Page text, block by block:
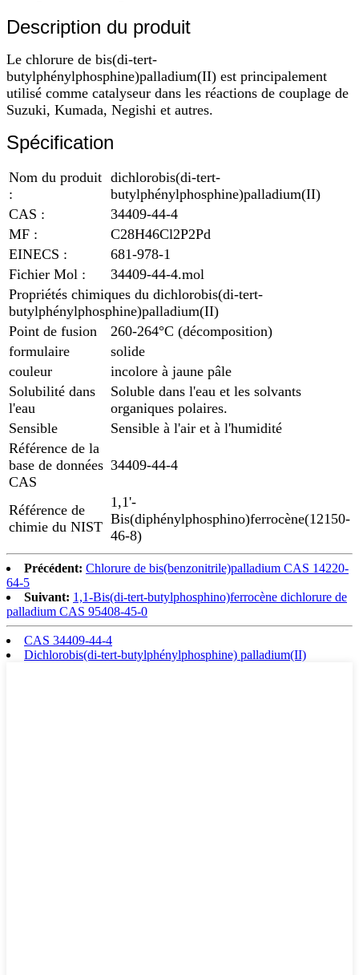
Description du produit
Le chlorure de bis(di-tert-
butylphénylphosphine)palladium(II) est principalement
utilisé comme catalyseur dans les réactions de couplage de
Suzuki, Kumada, Negishi et autres.
Spécification
Nom du produit
:
dichlorobis(di-tert-
butylphénylphosphine)palladium(II)
CAS :
34409-44-4
MF :
C28H46Cl2P2Pd
EINECS :
681-978-1
Fichier Mol :
34409-44-4.mol
Propriétés chimiques du dichlorobis(di-tert-
butylphénylphosphine)palladium(II)
Point de fusion
260-264°C (décomposition)
formulaire
solide
couleur
incolore à jaune pâle
Solubilité dans
l'eau
Soluble dans l'eau et les solvants
organiques polaires.
Sensible
Sensible à l'air et à l'humidité
Référence de la
base de données
CAS
34409-44-4
Référence de
chimie du NIST
1,1'-
Bis(diphénylphosphino)ferrocène(12150-
46-8)
Précédent: Chlorure de bis(benzonitrile)palladium CAS 14220-
64-5
Suivant: 1,1-Bis(di-tert-butylphosphino)ferrocène dichlorure de
palladium CAS 95408-45-0
CAS 34409-44-4
Dichlorobis(di-tert-butylphénylphosphine) palladium(II)